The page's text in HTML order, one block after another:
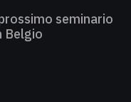
seminario
Belgio